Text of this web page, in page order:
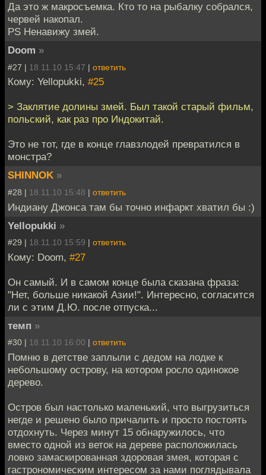
Да это ж макросъемка. Кто то на рыбалку собрался,
червей накопал.
PS Ненавижу змей.
Doom »
#27 | 18.11.10 15:47 | ответить
Кому: Yellopukki, #25
> Заклятие долины змей. Был такой старый фильм,
польский, как раз про Индокитай.
Это не тот, где в конце главзлодей превратился в
монстра?
SHINNOK »
#28 | 18.11.10 15:48 | ответить
Индиану Джонса там бы точно инфаркт хватил бы :)
Yellopukki »
#29 | 18.11.10 15:59 | ответить
Кому: Doom, #27
Он самый. И в самом конце была сказана фраза:
"Нет, больше никакой Азии!". Интересно, согласится
ли с этим Д.Ю. после отпуска...
темп »
#30 | 18.11.10 16:00 | ответить
Помню в детстве заплыли с дедом на лодке к
небольшому острову, на котором росло одинокое
дерево.
Остров был настолько маленький, что выгрузиться
негде и решено было причалить и просто постоять
отдохнуть. Через минут 15 обнаружилось, что
вместо одной из веток на дереве расположилась
ловко замаскированная здоровая змея, которая с
гастрономическим интересом за нами поглядывала